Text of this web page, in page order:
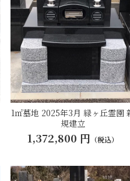
1㎡墓地 2025年3月 緑ヶ丘霊園
規建立
1,372,800 円 （税込）